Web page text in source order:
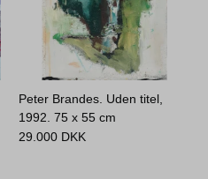
Peter Brandes. Uden titel,
1992.75 x 55 cm
29.000 DKK